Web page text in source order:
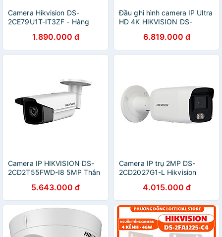
Camera Hikvision DS-
2CE79U1T-IT3ZF - Hàng
1.890.000 đ
Đầu ghi hình camera IP Ultra
HD 4K HIKVISION DS-
6.819.000 đ
Camera IP HIKVISION DS-
2CD2T55FWD-I8 5MP Thân
5.643.000 đ
Camera IP trụ 2MP DS-
2CD2027G1-L Hikvision
4.015.000 đ